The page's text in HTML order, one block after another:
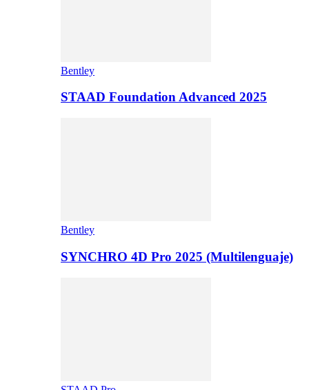
Bentley
STAAD Foundation Advanced 2025
Bentley
SYNCHRO 4D Pro 2025 (Multilenguaje)